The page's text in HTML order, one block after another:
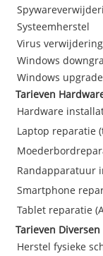
Systeemherstel
Virus verwijdering
Windows
Windows
Tarieven
Hardware
Laptop reparatie
Randapparatuur
Smartphone
Tablet reparatie
Tarieven
Herstel fysieke